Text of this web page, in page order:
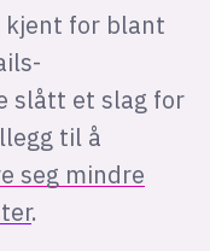
kjent for blant
slått et slag for
til å
seg mindre
.